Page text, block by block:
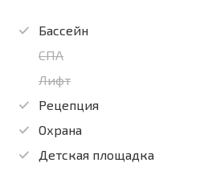
Бассейн
СПА
Лифт
Рецепция
Охрана
Детская площадка